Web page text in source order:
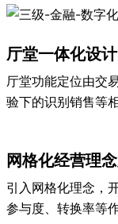
厅堂一体化设计
厅堂功能定位由交
验下的识别销售等
网格化经营理
引入网格化理念，
参与度、转换率等